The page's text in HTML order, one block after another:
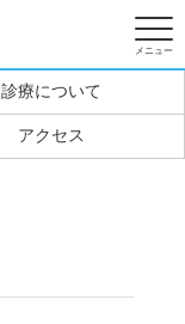
診療について
アクセス